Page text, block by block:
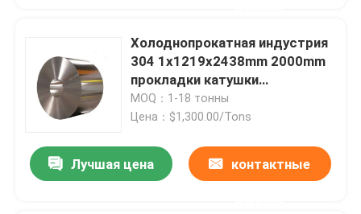
Холоднопрокатная индустрия
304 1x1219x2438mm 2000mm
прокладки катушки
нержавеющей стали
ГЕКТОЛИТРА
MOQ：1-18 тонны
Цена：$1,300.00/Tons
Лучшая цена контактные